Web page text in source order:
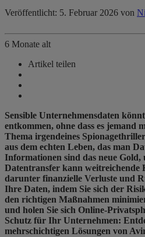
Veröffentlicht: 5. Februar 2026 von
6 Monate alt
Artikel teilen
Sensible Unternehmensdaten
entkommen, ohne dass es jemand
Thema irgendeines
aus dem echten Leben, das man
Informationen sind das neue Gold,
Datentransfer kann weitreichende
darunter finanzielle Verluste und
Ihre Daten, indem Sie sich der
den richtigen Maßnahmen
und holen Sie sich Online-
Schutz für Ihr Unternehmen:
mehrschichtigen Lösungen von